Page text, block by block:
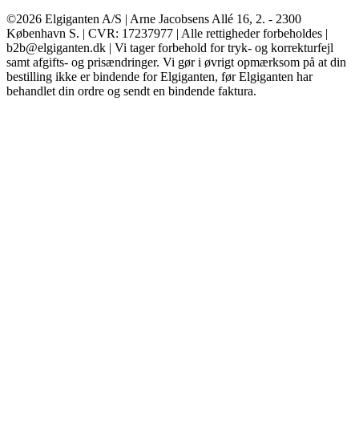
©2026 Elgiganten A/S | Arne Jacobsens Allé 16, 2. - 2300
København S. | CVR: 17237977 | Alle rettigheder forbeholdes |
b2b@elgiganten.dk | Vi tager forbehold for tryk- og korrekturfejl
samt afgifts- og prisændringer. Vi gør i øvrigt opmærksom på at din
bestilling ikke er bindende for Elgiganten, før Elgiganten har
behandlet din ordre og sendt en bindende faktura.